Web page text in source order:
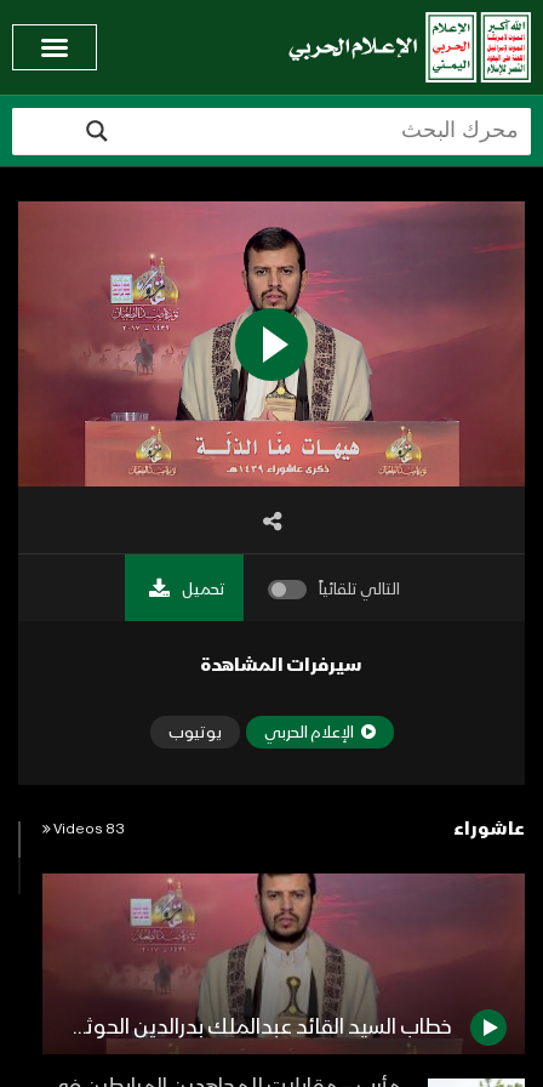
التالي تلقائياً تحميل
سيرفرات المشاهدة
الإعلام الحربي يوتيوب
عاشوراء 83 Videos
خطاب السيد القائد عبدالملك بدرالدين الحوثي في ذكرى عاشوراء 1439هـ